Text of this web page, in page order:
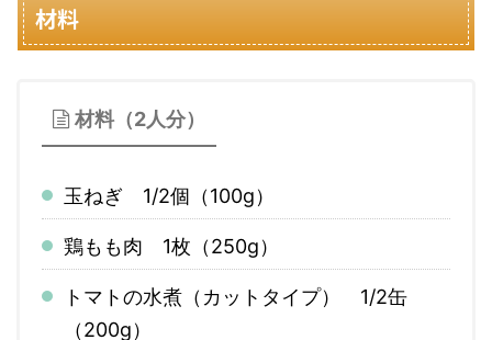
材料
材料（2人分）
玉ねぎ 1/2個（100g）
鶏もも肉 1枚（250g）
トマトの水煮（カットタイプ） 1/2缶
（200g）